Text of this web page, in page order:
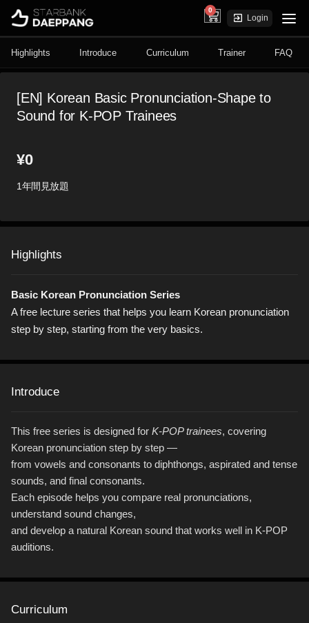
0
cart Login
Highlights Introduce Curriculum Trainer FAQ
[EN] Korean Basic Pronunciation-Shape to
Sound for K-POP Trainees
¥0
1年間見放題
Highlights
Basic Korean Pronunciation Series
A free lecture series that helps you learn Korean pronunciation
step by step, starting from the very basics.
Introduce
This free series is designed for K-POP trainees, covering
Korean pronunciation step by step —
from vowels and consonants to diphthongs, aspirated and tense
sounds, and final consonants.
Each episode helps you compare real pronunciations,
understand sound changes,
and develop a natural Korean sound that works well in K-POP
auditions.
Curriculum